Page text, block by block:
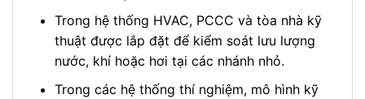
Trong hệ thống HVAC, PCCC và tòa nhà kỹ
thuật được lắp đặt để kiểm soát lưu lượng
nước, khí hoặc hơi tại các nhánh nhỏ.
Trong các hệ thống thí nghiệm, mô hình kỹ